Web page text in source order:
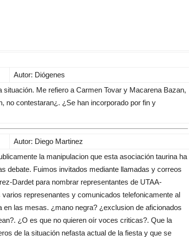
Autor: Diógenes
Me refiero a Carmen Tovar y Macarena Bazan,
no contestaran¿. ¿Se han incorporado por fin y
Autor: Diego Martinez
la manipulacion que esta asociación taurina ha
debate. Fuimos invitados mediante llamadas y correos
Dardet para nombrar representantes de UTAA-
represenantes y comunicados telefonicamente al
en las mesas. ¿mano negra? ¿exclusion de aficionados
¿O es que no quieren oír voces criticas?. Que la
de la situación nefasta actual de la fiesta y que se